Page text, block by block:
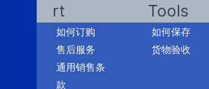
rt
如何订购
售后服务
通用销售条
款
Tools
如何保存
货物验收